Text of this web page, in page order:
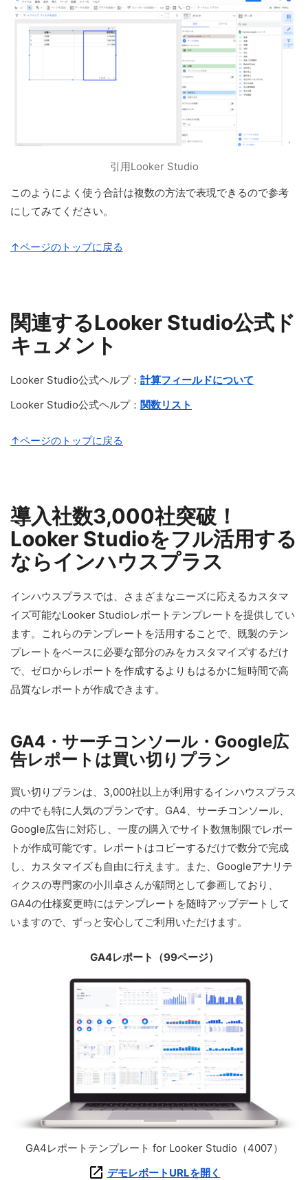
引用Looker Studio
このようによく使う合計は複数の方法で表現できるので参考
にしてみてください。
↑ページのトップに戻る
関連するLooker Studio公式ド
キュメント
Looker Studio公式ヘルプ： 計算フィールドについて
Looker Studio公式ヘルプ： 関数リスト
↑ページのトップに戻る
導入社数3,000社突破！
Looker Studioをフル活用する
ならインハウスプラス
インハウスプラスでは、さまざまなニーズに応えるカスタマ
イズ可能なLooker Studioレポートテンプレートを提供してい
ます。これらのテンプレートを活用することで、既製のテン
プレートをベースに必要な部分のみをカスタマイズするだけ
で、ゼロからレポートを作成するよりもはるかに短時間で高
品質なレポートが作成できます。
GA4・サーチコンソール・Google広
告レポートは買い切りプラン
買い切りプランは、3,000社以上が利用するインハウスプラス
の中でも特に人気のプランです。GA4、サーチコンソール、
Google広告に対応し、一度の購入でサイト数無制限でレポー
トが作成可能です。レポートはコピーするだけで数分で完成
し、カスタマイズも自由に行えます。また、Googleアナリテ
ィクスの専門家の小川卓さんが顧問として参画しており、
GA4の仕様変更時にはテンプレートを随時アップデートして
いますので、ずっと安心してご利用いただけます。
GA4レポート（99ページ）
GA4レポートテンプレート for Looker Studio（4007）
デモレポートURLを開く